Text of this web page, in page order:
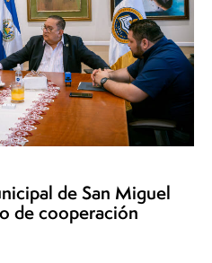
de San Miguel
de cooperación